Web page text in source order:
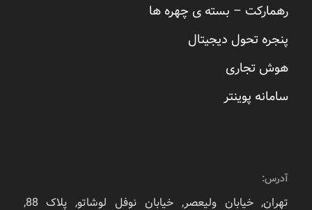
رهمارکت – بسته ی چهره ها
پنجره تحول دیجیتال
هوش تجاری
سامانه پوینتر
آدرس:
تهران, خیابان ولیعصر, خیابان نوفل لوشاتو, پلاک 88,